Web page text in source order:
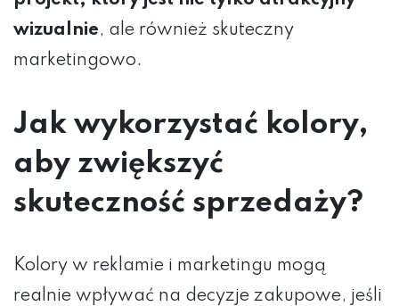
wizualnie, ale również skuteczny
marketingowo.
Jak wykorzystać kolory,
aby zwiększyć
skuteczność sprzedaży?
Kolory w reklamie i marketingu mogą
realnie wpływać na decyzje zakupowe, jeśli